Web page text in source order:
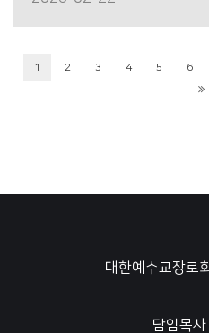
1 2 3 4 5 6
대한예수교장로
담임목